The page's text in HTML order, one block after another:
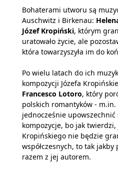
Bohaterami utworu są
Auschwitz i Birkenau:
Józef Kropiński, którym
uratowało życie, ale
która towarzyszyła im do
Po wielu latach do ich
kompozycji Józefa
Francesco Lotoro, który
polskich romantyków -
jednocześnie
kompozycje, bo jak
Kropińskiego nie będzie
współczesnych, to tak jakby
razem z jej autorem.